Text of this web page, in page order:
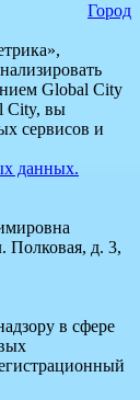
Город
Global City
City, вы
сервисов и
данных.
Полковая, д. 3,
в сфере